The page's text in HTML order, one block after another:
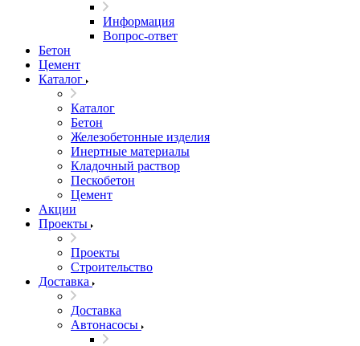
Информация
Вопрос-ответ
Бетон
Цемент
Каталог
Каталог
Бетон
Железобетонные изделия
Инертные материалы
Кладочный раствор
Пескобетон
Цемент
Акции
Проекты
Проекты
Строительство
Доставка
Доставка
Автонасосы